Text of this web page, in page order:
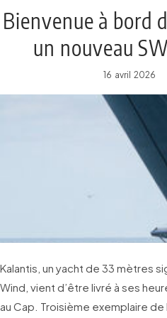
Bienvenue à bord
un nouveau
Southern
16 avril 2026
Kalantis, un yacht de 33 mètres
Wind, vient d’être livré à ses
au Cap. Troisième exemplaire